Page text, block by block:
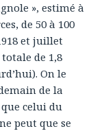
», estimé à
de 50 à 100
et juillet
de 1,8
On le
de la
celui du
peut que se